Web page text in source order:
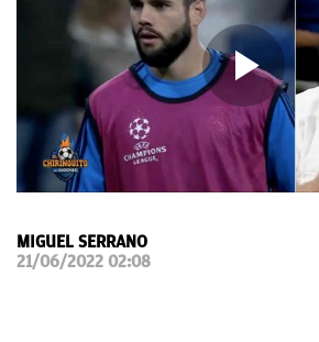
OKDIARIO
MIGUEL SERRANO
21/06/2022 02:08